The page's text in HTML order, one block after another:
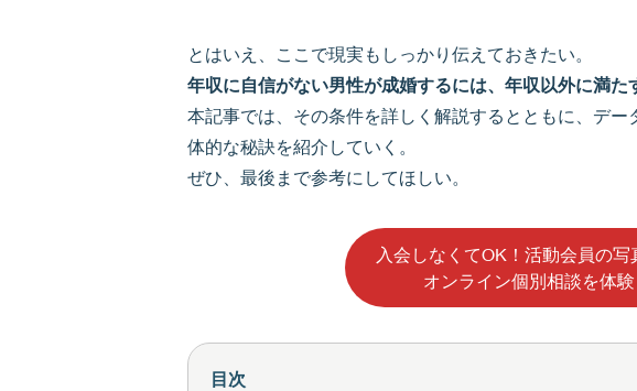
とはいえ、ここで現実もしっかり伝えておきたい。
年収に自信がない男性が成婚するには、年収以外に満た
本記事では、その条件を詳しく解説するとともに、デ
体的な秘訣を紹介していく。
ぜひ、最後まで参考にしてほしい。
入会しなくてOK！活動会員の写
オンライン個別相談を体
目次